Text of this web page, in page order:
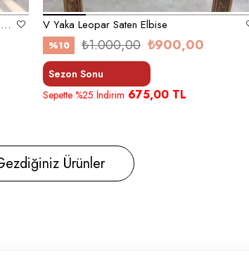
Zümrüt Koyu Yeşil Orj Marka Balıkcı Yaka Elbise V Yaka Leopar Saten Elbise
%10 ₺900,00
₺1.000,00
Sezon Sonu
Sepette %25 İndirim 675,00 TL
Ürünler